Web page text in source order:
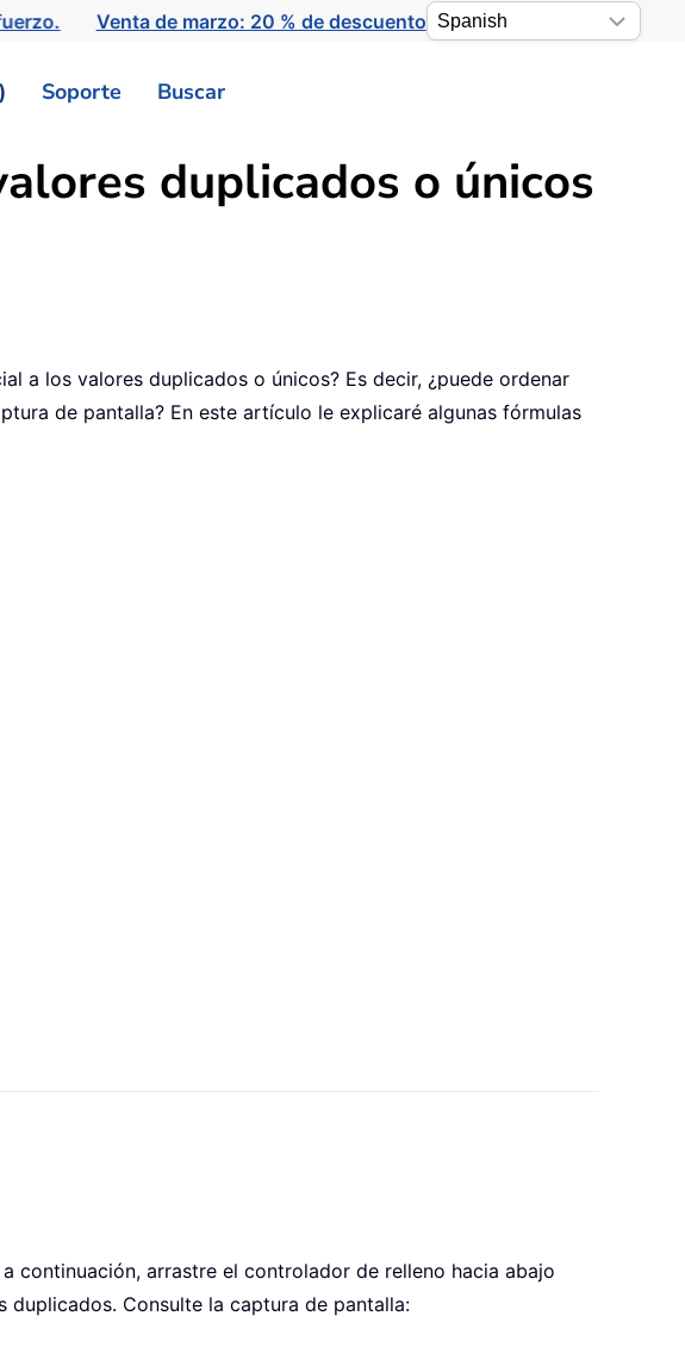
Venta de marzo: 20 % de descuento
Soporte Buscar
duplicados o únicos
a los valores duplicados o únicos? Es decir, ¿puede ordenar
de pantalla? En este artículo le explicaré algunas fórmulas
continuación, arrastre el controlador de relleno hacia abajo
duplicados. Consulte la captura de pantalla: